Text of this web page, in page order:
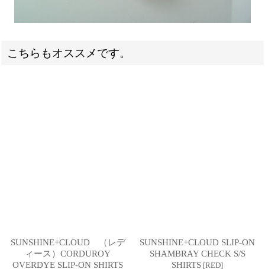
こちらもオススメです。
SUNSHINE+CLOUD （レデ
ィース）CORDUROY
OVERDYE SLIP-ON SHIRTS
SUNSHINE+CLOUD SLIP-ON
SHAMBRAY CHECK S/S
SHIRTS [RED]